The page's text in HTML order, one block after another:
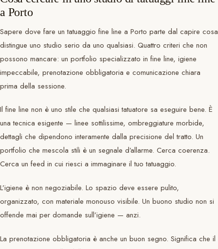
a Porto
Sapere dove fare un tatuaggio fine line a Porto parte dal capire cosa
distingue uno studio serio da uno qualsiasi. Quattro criteri che non
possono mancare: un portfolio specializzato in fine line, igiene
impeccabile, prenotazione obbligatoria e comunicazione chiara
prima della sessione.
Il fine line non è uno stile che qualsiasi tatuatore sa eseguire bene. È
una tecnica esigente — linee sottilissime, ombreggiature morbide,
dettagli che dipendono interamente dalla precisione del tratto. Un
portfolio che mescola stili è un segnale d’allarme. Cerca coerenza.
Cerca un feed in cui riesci a immaginare il tuo tatuaggio.
L’igiene è non negoziabile. Lo spazio deve essere pulito,
organizzato, con materiale monouso visibile. Un buono studio non si
offende mai per domande sull’igiene — anzi.
La prenotazione obbligatoria è anche un buon segno. Significa che il